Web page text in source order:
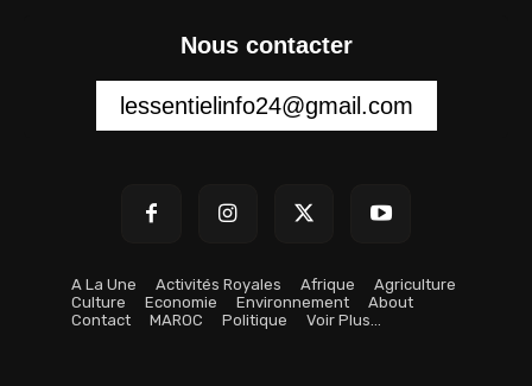
Nous contacter
lessentielinfo24@gmail.com
A La Une Activités Royales Afrique
Agriculture
Culture
Economie Environnement
About
Contact
MAROC Politique Voir Plus…